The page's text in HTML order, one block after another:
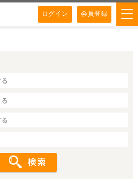
ログイン 会員登録